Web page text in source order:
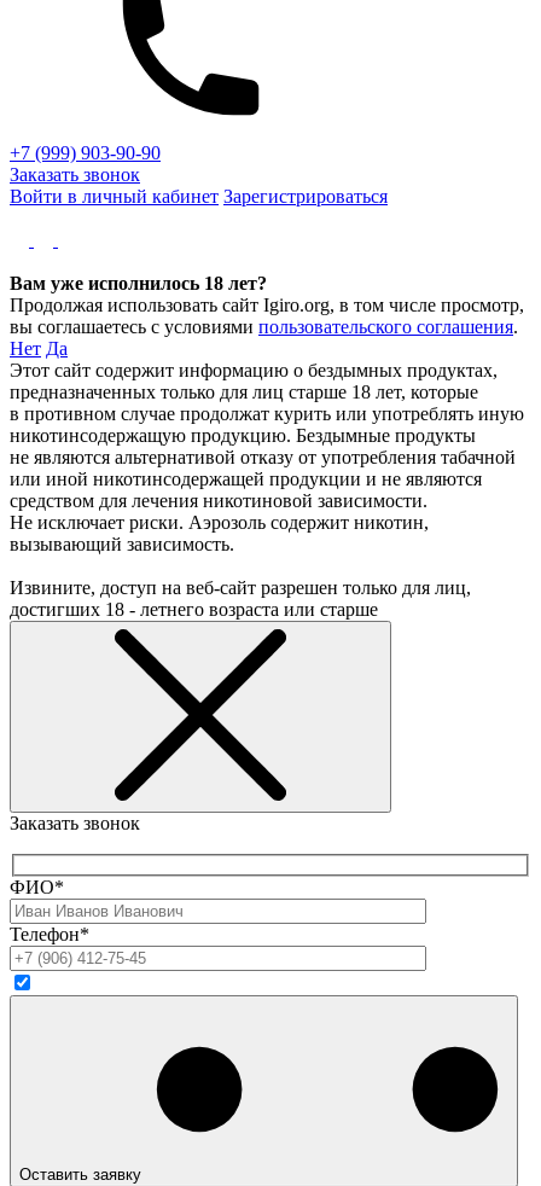
+7 (999) 903-90-90
Заказать звонок
Войти в личный кабинет Зарегистрироваться
Вам уже исполнилось 18 лет?
Продолжая использовать сайт Igiro.org, в том числе просмотр,
вы соглашаетесь с условиями пользовательского соглашения.
Нет Да
Этот сайт содержит информацию о бездымных продуктах,
предназначенных только для лиц старше 18 лет, которые
в противном случае продолжат курить или употреблять иную
никотинсодержащую продукцию. Бездымные продукты
не являются альтернативой отказу от употребления табачной
или иной никотинсодержащей продукции и не являются
средством для лечения никотиновой зависимости.
Не исключает риски. Аэрозоль содержит никотин,
вызывающий зависимость.
Извините, доступ на веб-сайт разрешен только для лиц,
достигших 18 - летнего возраста или старше
Заказать звонок
ФИО*
Телефон*
Оставить заявку